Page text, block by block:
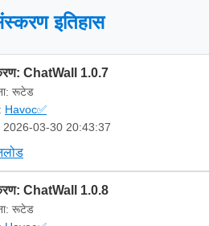
इतिहास
ChatWall 1.0.7
रूटेड
Havoc✅
2026-03-30 20:43:37
ChatWall 1.0.8
रूटेड